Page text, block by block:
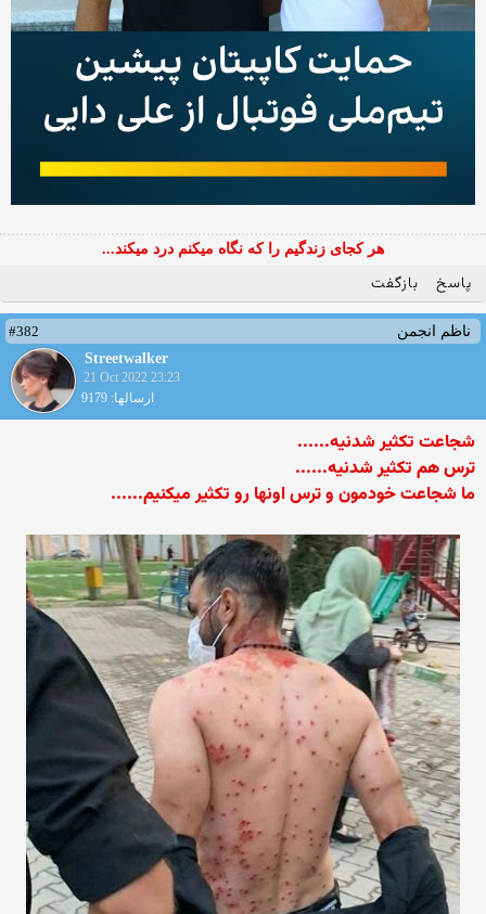
هر کجای زندگیم را که نگاه میکنم درد میکند...
پاسخ بازگفت
ناظم انجمن
#382
Streetwalker
21 Oct 2022 23:23
ارسالها: 9179
شجاعت تکثیر شدنیه......
ترس هم تکثیر شدنیه......
ما شجاعت خودمون و ترس اونها رو تکثیر میکنیم......